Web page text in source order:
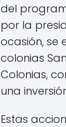
del
por la
ocasión, se
colonias
Colonias,
una
Estas